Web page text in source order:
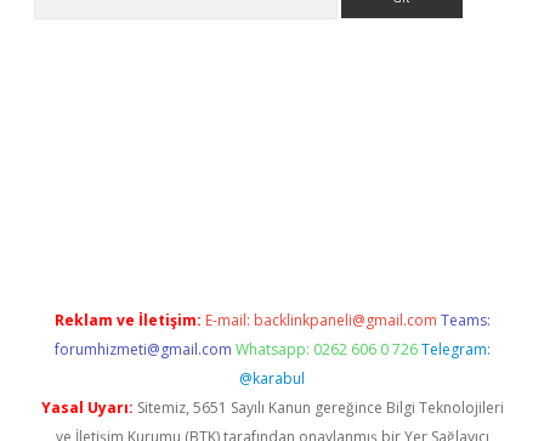
Reklam ve İletişim: E-mail: backlinkpaneli@gmail.com Teams:
forumhizmeti@gmail.com Whatsapp: 0262 606 0 726 Telegram:
@karabul
Yasal Uyarı: Sitemiz, 5651 Sayılı Kanun gereğince Bilgi Teknolojileri
ve İletişim Kurumu (BTK) tarafından onaylanmış bir Yer Sağlayıcı